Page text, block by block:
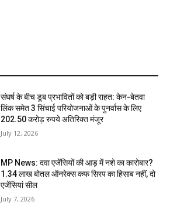
संघर्ष के बीच डूब प्रभावितों को बड़ी राहत: केन-बेतवा
लिंक समेत 3 सिंचाई परियोजनाओं के पुनर्वास के लिए
202.50 करोड़ रुपये अतिरिक्त मंजूर
July 12, 2026
MP News: दवा एजेंसियों की आड़ में नशे का कारोबार?
1.34 लाख बोतल ऑनरेक्स कफ सिरप का हिसाब नहीं, दो
एजेंसियां सील
July 7, 2026